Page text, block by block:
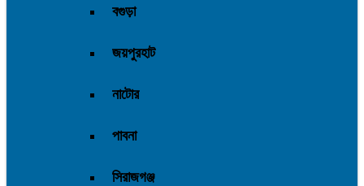
বগুড়া
জয়পুরহাট
নাটোর
পাবনা
সিরাজগঞ্জ